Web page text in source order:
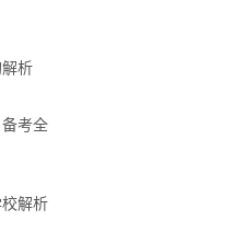
析
考全
解析